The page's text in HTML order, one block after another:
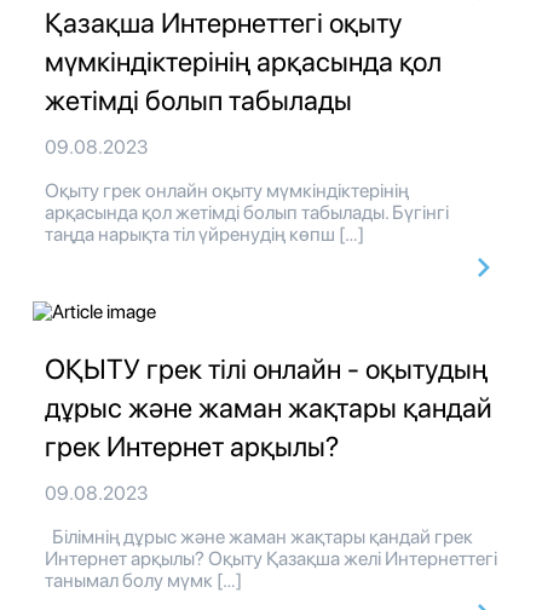
Қазақша Интернеттегі оқыту
мүмкіндіктерінің арқасында қол
жетімді болып табылады
09.08.2023
Оқыту грек онлайн оқыту мүмкіндіктерінің
арқасында қол жетімді болып табылады. Бүгінгі
таңда нарықта тіл үйренудің көпш […]
ОҚЫТУ грек тілі онлайн - оқытудың
дұрыс және жаман жақтары қандай
грек Интернет арқылы?
09.08.2023
Білімнің дұрыс және жаман жақтары қандай грек
Интернет арқылы? Оқыту Қазақша желі Интернеттегі
танымал болу мүмк […]